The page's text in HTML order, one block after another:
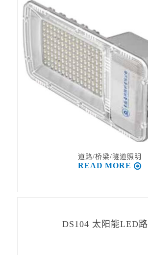
道路/桥梁/隧道照明
READ MORE
DS104 太阳能LED